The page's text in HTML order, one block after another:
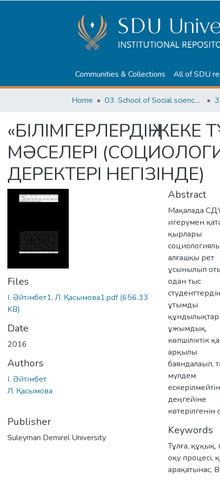
Communities & Collections All of SDU
Home 03. School of Social sciences, Business and Law
«БІЛІМГЕРЛЕРДІҢ
МӘСЕЛЕРІ
ДЕРЕКТЕРІ НЕГІЗІНДЕ)
Files
І. Әйтімбет1, Л. Қасымова1.pdf(656.33
KB)
Date
2016
Authors
І. Әйтімбет
Л. Қасымова
Publisher
Suleyman Demirel University
Abstract
Мақалада
игерумен
қырлары
алғашқы рет
ұсынылып
одан тыс
ұтымды
ұжымдық,
көпшіліктік
арқылы
баяндалаып,
мүлдем
деңгейіне
Keywords
Тұлға, құқық,
оқу процесі,
арақатынас,